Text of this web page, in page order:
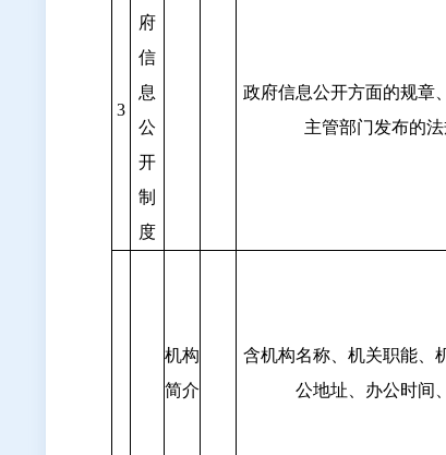
3
府
信
息
公
开
制
度
政府信息公开方面的规章
主管部门发布的法
机构
简介
含机构名称、机关职能、
公地址、办公时间